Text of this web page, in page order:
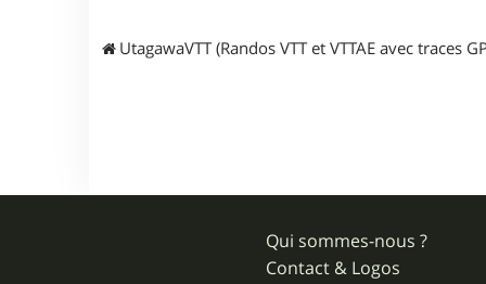
UtagawaVTT (Randos VTT et VTTAE avec traces
Qui sommes-nous ?
Contact & Logos